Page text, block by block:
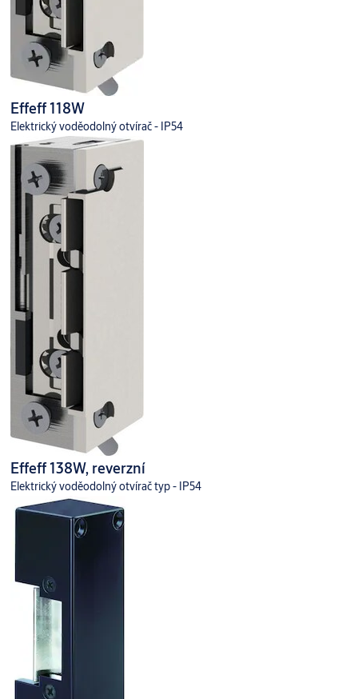
Effeff 118W
Elektrický voděodolný otvírač - IP54
Effeff 138W, reverzní
Elektrický voděodolný otvírač typ - IP54